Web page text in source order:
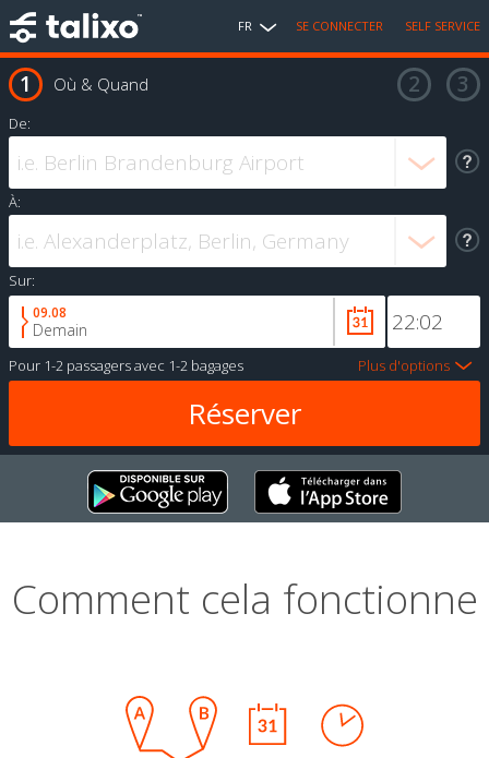
FR SE CONNECTER SELF SERVICE
Où & Quand
De:
À:
Sur:
09.08
Demain
Pour 1-2 passagersavec 1-2 bagages Plus d'options
Comment cela fonctionne